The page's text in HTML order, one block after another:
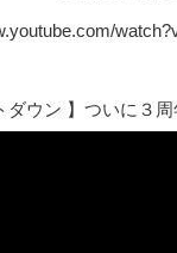
ダウン 】ついに３